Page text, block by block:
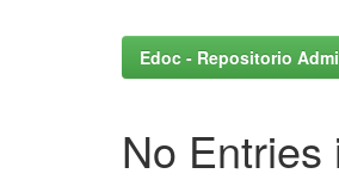
Edoc - Repositorio
No Entries